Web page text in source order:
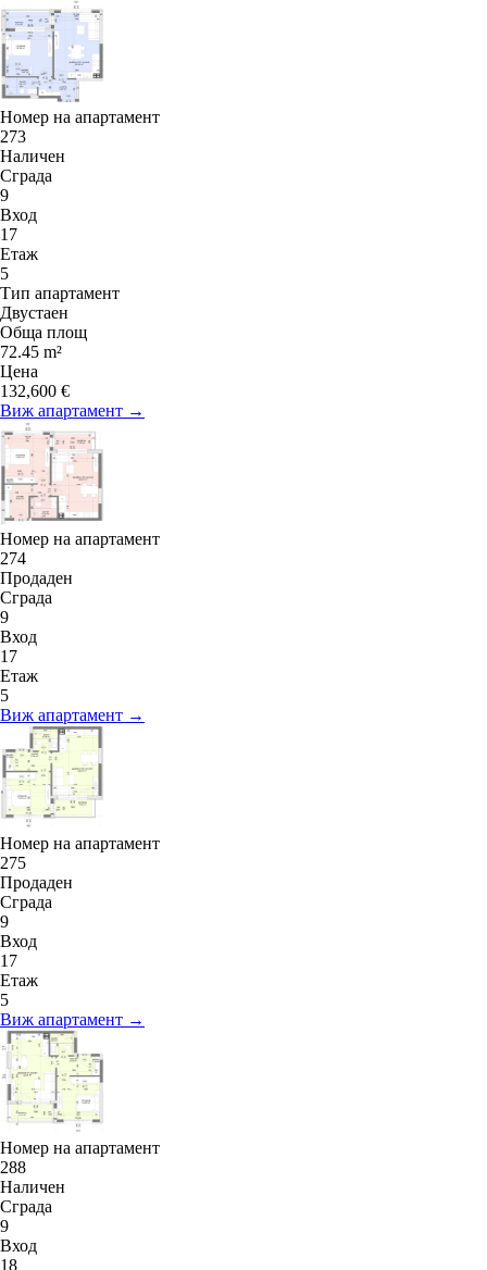
Номер на апартамент
273
Наличен
Сграда
9
Вход
17
Етаж
5
Тип апартамент
Двустаен
Обща площ
72.45 m²
Цена
132,600 €
Виж апартамент →
Номер на апартамент
274
Продаден
Сграда
9
Вход
17
Етаж
5
Виж апартамент →
Номер на апартамент
275
Продаден
Сграда
9
Вход
17
Етаж
5
Виж апартамент →
Номер на апартамент
288
Наличен
Сграда
9
Вход
18